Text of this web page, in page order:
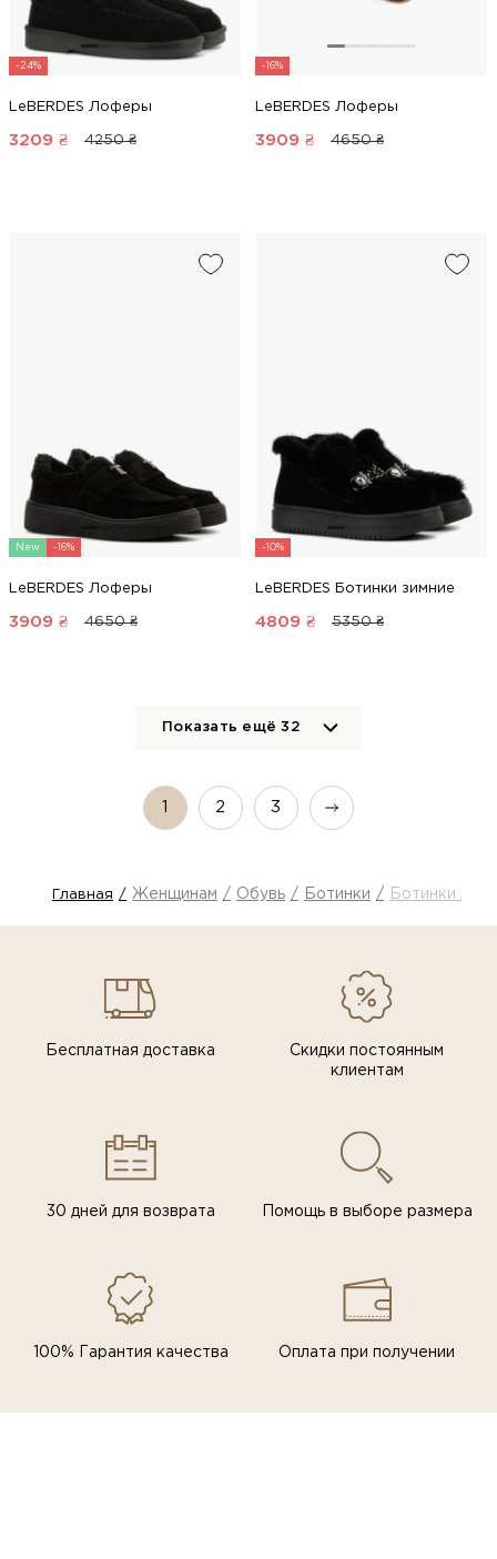
-24%
LeBERDES Лоферы
3209 ₴ 4250 ₴
-16%
LeBERDES Лоферы
3909 ₴ 4650 ₴
New -16%
LeBERDES Лоферы
3909 ₴ 4650 ₴
-10%
LeBERDES Ботинки зимние
4809 ₴ 5350 ₴
Показать ещё32
1 2 3
Главная Женщинам Обувь Ботинки Ботинки
Бесплатная доставка
Скидки постоянным
клиентам
30 дней для возврата Помощь в выборе размера
100% Гарантия качества Оплата при получении